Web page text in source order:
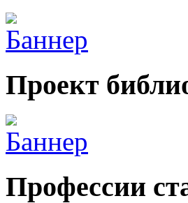
Проект
Профессии